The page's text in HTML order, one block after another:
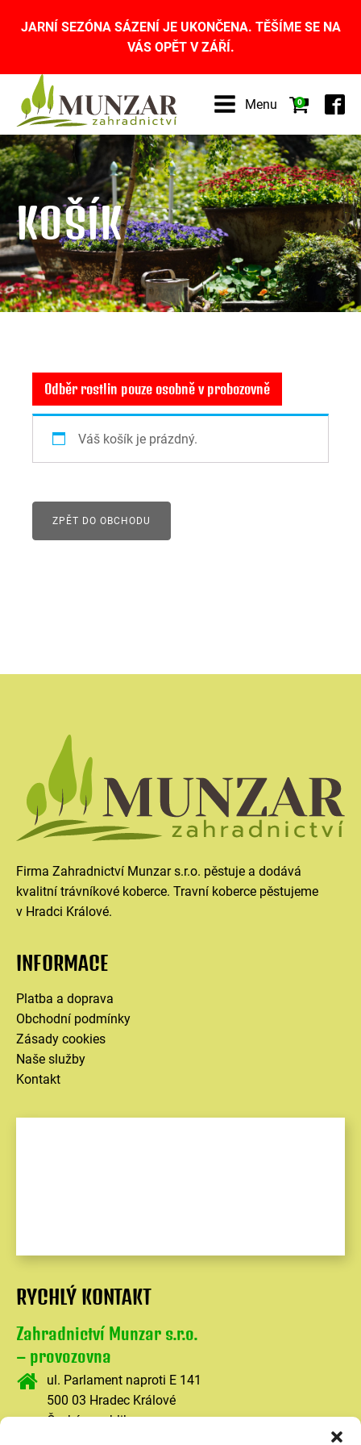
JARNÍ SEZÓNA SÁZENÍ JE UKONČENA. TĚŠÍME SE NA
VÁS OPĚT V ZÁŘÍ.
Menu 0
KOŠÍK
Odběr rostlin pouze osobně v probozovně
Váš košík je prázdný.
ZPĚT DO OBCHODU
Firma Zahradnictví Munzar s.r.o. pěstuje a dodává
kvalitní trávníkové koberce. Travní koberce pěstujeme
v Hradci Králové.
INFORMACE
Platba a doprava
Obchodní podmínky
Zásady cookies
Naše služby
Kontakt
RYCHLÝ KONTAKT
Zahradnictví Munzar s.r.o.
– provozovna
ul. Parlament naproti E 141
500 03 Hradec Králové
Česká republika